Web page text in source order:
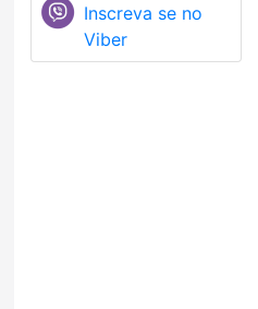
Inscreva se no
Viber